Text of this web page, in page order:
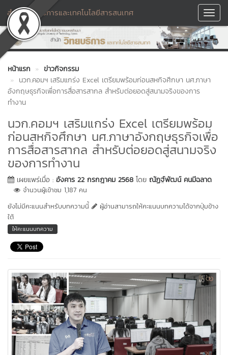
สำนักวิทยบริการและเทคโนโลยีสารสนเทศ
หน้าแรก
ข่าวกิจกรรม
นวก.คอมฯ เสริมแกร่ง Excel เตรียมพร้อมก่อนสหกิจศึกษา นศ.ภาษา
อังกฤษธุรกิจเพื่อการสื่อสารสากล สำหรับต่อยอดสู่สนามจริงของการ
ทำงาน
นวก.คอมฯ เสริมแกร่ง Excel เตรียมพร้อม
ก่อนสหกิจศึกษา นศ.ภาษาอังกฤษธุรกิจเพื่อ
การสื่อสารสากล สำหรับต่อยอดสู่สนามจริง
ของการทำงาน
เผยแพร่เมื่อ : อังคาร 22 กรกฎาคม 2568 โดย ณัฏฐ์พัฒน์ คนมีฉลาด
จำนวนผู้เข้าชม 1,187 คน
ยังไม่มีคะแนนสำหรับบทความนี้
ผู้อ่านสามารถให้คะแนนบทความได้จากปุ่มข้าง
ใต้
ให้คะแนนบทความ